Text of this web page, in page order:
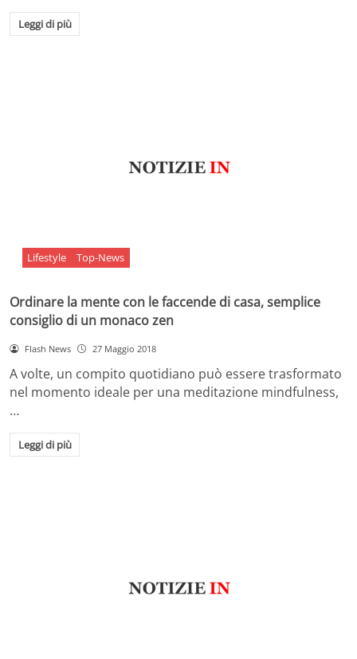
Leggi di più
Lifestyle Top-News
Ordinare la mente con le faccende di casa, semplice
consiglio di un monaco zen
Flash News 27 Maggio 2018
A volte, un compito quotidiano può essere trasformato
nel momento ideale per una meditazione mindfulness,
…
Leggi di più